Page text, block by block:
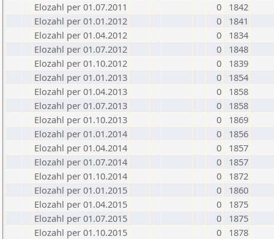
Elozahl per 01.07.2011
0
1842
Elozahl per 01.01.2012
0
1841
Elozahl per 01.04.2012
0
1834
Elozahl per 01.07.2012
0
1848
Elozahl per 01.10.2012
0
1839
Elozahl per 01.01.2013
0
1854
Elozahl per 01.04.2013
0
1858
Elozahl per 01.07.2013
0
1858
Elozahl per 01.10.2013
0
1869
Elozahl per 01.01.2014
0
1856
Elozahl per 01.04.2014
0
1857
Elozahl per 01.07.2014
0
1857
Elozahl per 01.10.2014
0
1872
Elozahl per 01.01.2015
0
1860
Elozahl per 01.04.2015
0
1875
Elozahl per 01.07.2015
0
1875
Elozahl per 01.10.2015
0
1878